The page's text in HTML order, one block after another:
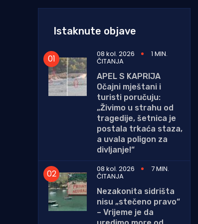
Istaknute objave
08 kol. 2026 1 MIN.
ČITANJA
APEL S KAPRIJA
Očajni mještani i
turisti poručuju:
„Živimo u strahu od
tragedije, šetnica je
postala trkaća staza,
a uvala poligon za
divljanje!“
08 kol. 2026
7 MIN.
ČITANJA
Nezakonita sidrišta
nisu „stečeno pravo“
– Vrijeme je da